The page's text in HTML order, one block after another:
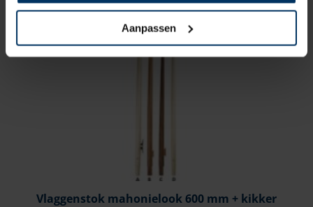
Aanpassen
Vlaggenstok mahonielook 600 mm + kikker